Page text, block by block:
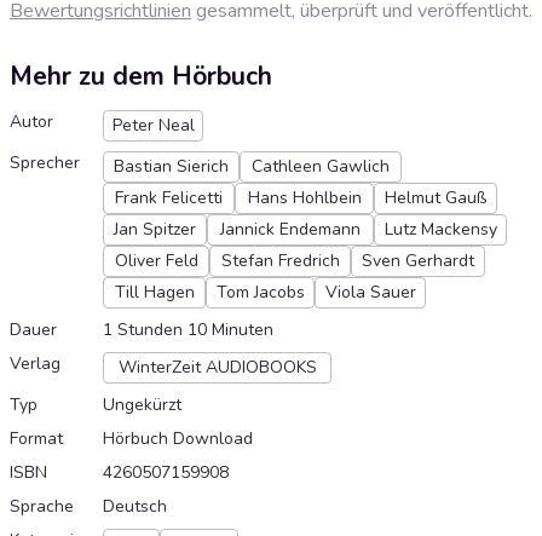
Bewertungsrichtlinien gesammelt, überprüft und veröffentlicht.
Mehr zu dem Hörbuch
Autor
Peter Neal
Sprecher
Bastian Sierich
Cathleen Gawlich
Frank Felicetti
Hans Hohlbein
Helmut Gauß
Jan Spitzer
Jannick Endemann
Lutz Mackensy
Oliver Feld
Stefan Fredrich
Sven Gerhardt
Till Hagen
Tom Jacobs
Viola Sauer
Dauer
1 Stunden 10 Minuten
Verlag
WinterZeit AUDIOBOOKS
Typ
Ungekürzt
Format
Hörbuch Download
ISBN
4260507159908
Sprache
Deutsch